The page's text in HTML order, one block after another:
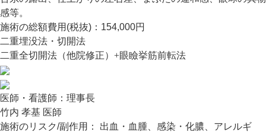
感等。
施術の総額費用(税抜)： 154,000円
二重埋没法・切開法
二重全切開法（他院修正）+眼瞼挙筋前転法
医師・看護師： 理事長
竹内 孝基 医師
施術のリスク/副作用：
出血・血腫、感染・化膿、アレルギ